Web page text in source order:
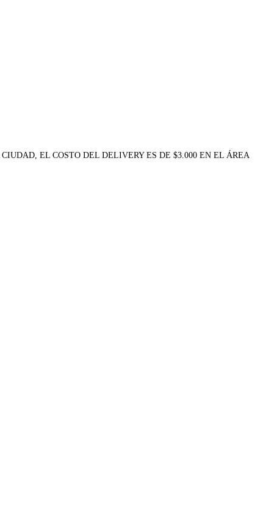
EL COSTO DEL DELIVERY ES DE $3.000 EN EL ÁREA